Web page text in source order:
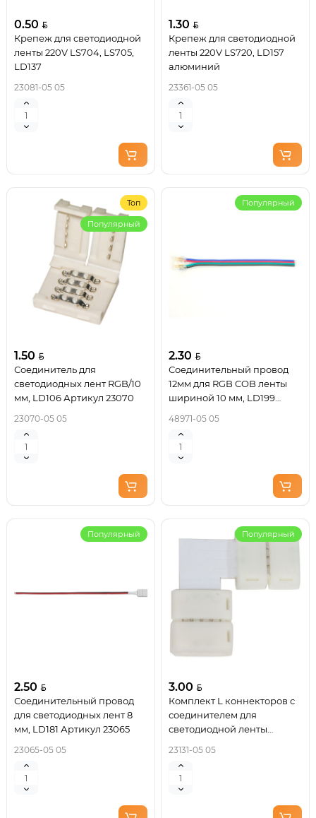
0.50
Крепеж для светодиодной
ленты 220V LS704, LS705,
LD137
23081-05 05
1.30
Крепеж для светодиодной
ленты 220V LS720, LD157
алюминий
23361-05 05
Топ
Популярный
1.50
Соединитель для
светодиодных лент RGB/10
мм, LD106 Артикул 23070
23070-05 05
Популярный
2.30
Соединительный провод
12мм для RGB COB ленты
шириной 10 мм, LD199
48971-05 05
Популярный
2.50
Соединительный провод
для светодиодных лент 8
мм, LD181 Артикул 23065
23065-05 05
Популярный
3.00
Комплект L коннекторов с
соединителем для
светодиодной ленты
23131-05 05